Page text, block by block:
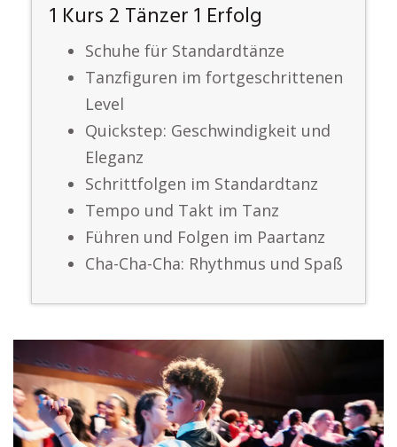
1 Kurs 2 Tänzer 1 Erfolg
Schuhe für Standardtänze
Tanzfiguren im fortgeschrittenen
Level
Quickstep: Geschwindigkeit und
Eleganz
Schrittfolgen im Standardtanz
Tempo und Takt im Tanz
Führen und Folgen im Paartanz
Cha-Cha-Cha: Rhythmus und Spaß